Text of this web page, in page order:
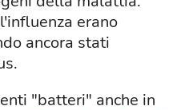
erano
ancora stati
"batteri" anche in